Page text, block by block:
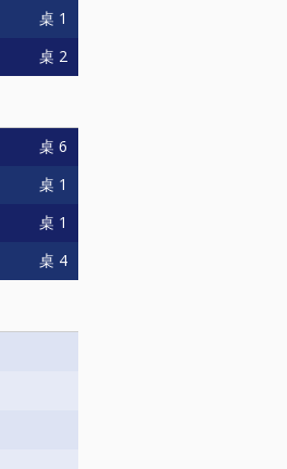
桌 1
桌 2
桌 6
桌 1
桌 1
桌 4